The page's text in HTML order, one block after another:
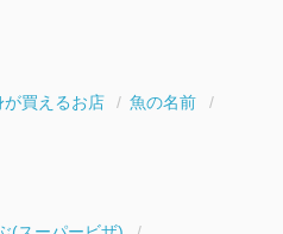
が買えるお店
魚の名前